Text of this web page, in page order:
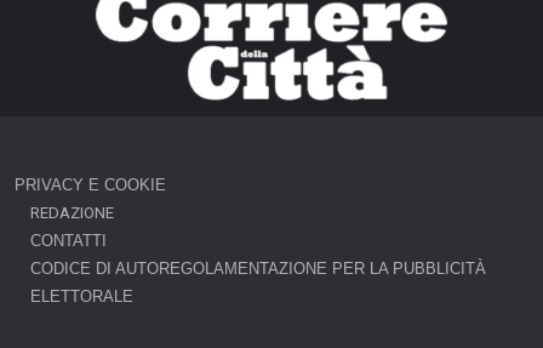
PRIVACY E COOKIE
REDAZIONE
CONTATTI
CODICE DI AUTOREGOLAMENTAZIONE PER LA PUBBLICITÀ
ELETTORALE